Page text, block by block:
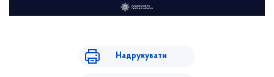
Надрукувати